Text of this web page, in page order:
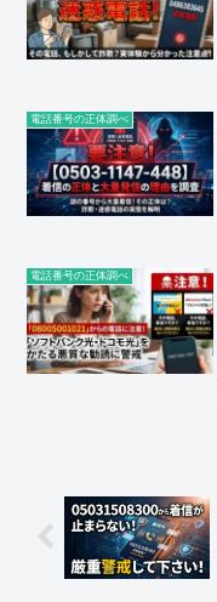
電話番号の正体調べ
電話番号の正体調べ